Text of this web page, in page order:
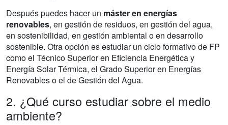
Después puedes hacer un máster en energías
renovables, en gestión de residuos, en gestión del agua,
en sostenibilidad, en gestión ambiental o en desarrollo
sostenible. Otra opción es estudiar un ciclo formativo de FP
como el Técnico Superior en Eficiencia Energética y
Energía Solar Térmica, el Grado Superior en Energías
Renovables o el de Gestión del Agua.
2. ¿Qué curso estudiar sobre el medio
ambiente?